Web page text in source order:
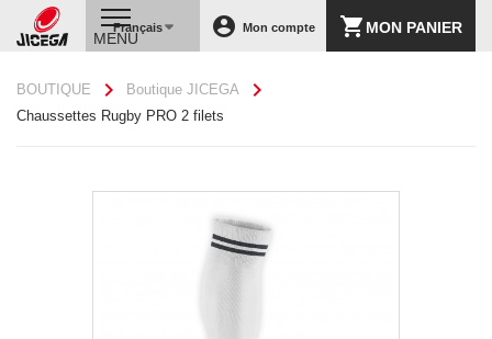
shopping_cart MON PANIER
account_circle Mon compte
Français
MENU
BOUTIQUE chevron_right Boutique JICEGA chevron_right
Chaussettes Rugby PRO 2 filets